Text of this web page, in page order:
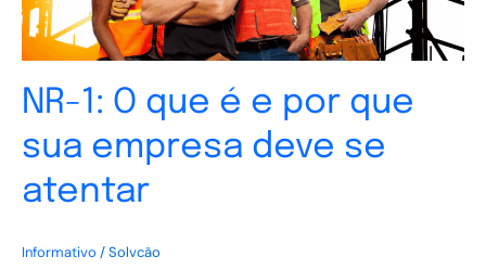
NR-1: O que é e por que
sua empresa deve se
atentar
Informativo /Solvcão
empresa
deve
se
atentar